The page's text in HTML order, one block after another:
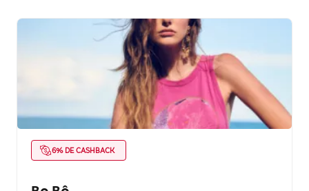
6% DE CASHBACK